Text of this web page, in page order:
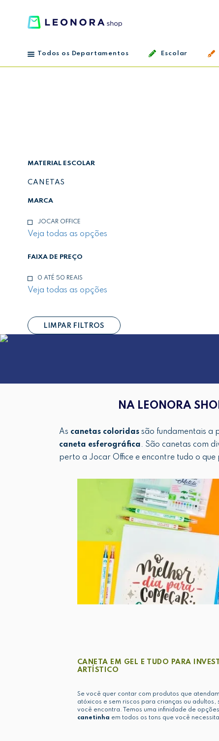
Todos os Departamentos Escolar
MATERIAL ESCOLAR
CANETAS
MARCA
JOCAR OFFICE
Veja todas as opções
FAIXA DE PREÇO
0 ATÉ 50 REAIS
Veja todas as opções
LIMPAR FILTROS
NA LEONORA
As canetas coloridassão fundamentais a
caneta esferográfica. São canetas com
perto a Jocar Office e encontre tudo o
CANETA EM GEL E TUDO PARA
ARTÍSTICO
Se você quer contar com produtos que
atóxicos e sem riscos para crianças ou adultos,
você encontra. Temos uma infinidade de
canetinha em todos os tons que você